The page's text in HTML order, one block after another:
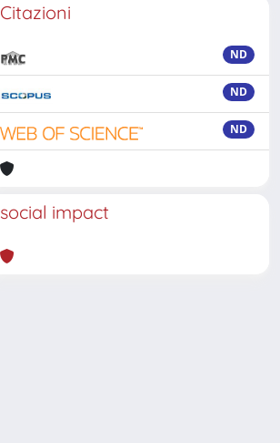
Citazioni
ND
ND
ND
social impact